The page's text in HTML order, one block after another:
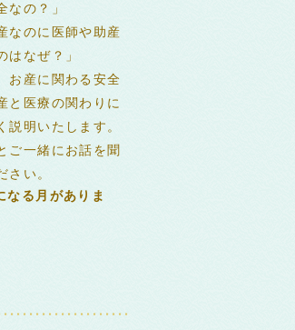
なの？」
なのに医師や助産
はなぜ？」
お産に関わる安全
と医療の関わりに
説明いたします。
ご一緒にお話を聞
さい。
る月がありま